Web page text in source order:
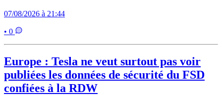
07/08/2026 à 21:44
• 0
Europe : Tesla ne veut surtout pas voir
publiées les données de sécurité du FSD
confiées à la RDW